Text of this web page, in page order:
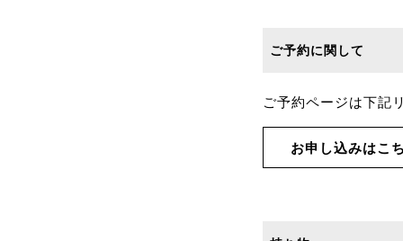
ご予約に関して
ご予約ページは下記
お申し込みはこ